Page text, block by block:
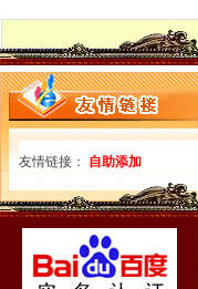
友情链接： 自助添加